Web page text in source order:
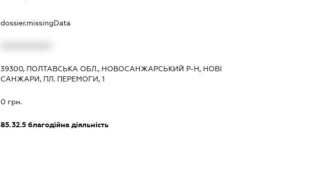
dossier.missingData
39300, ПОЛТАВСЬКА ОБЛ., НОВОСАНЖАРСЬКИЙ Р-Н, НОВІ
САНЖАРИ, ПЛ. ПЕРЕМОГИ, 1
0 грн.
85.32.5благодійна діяльність